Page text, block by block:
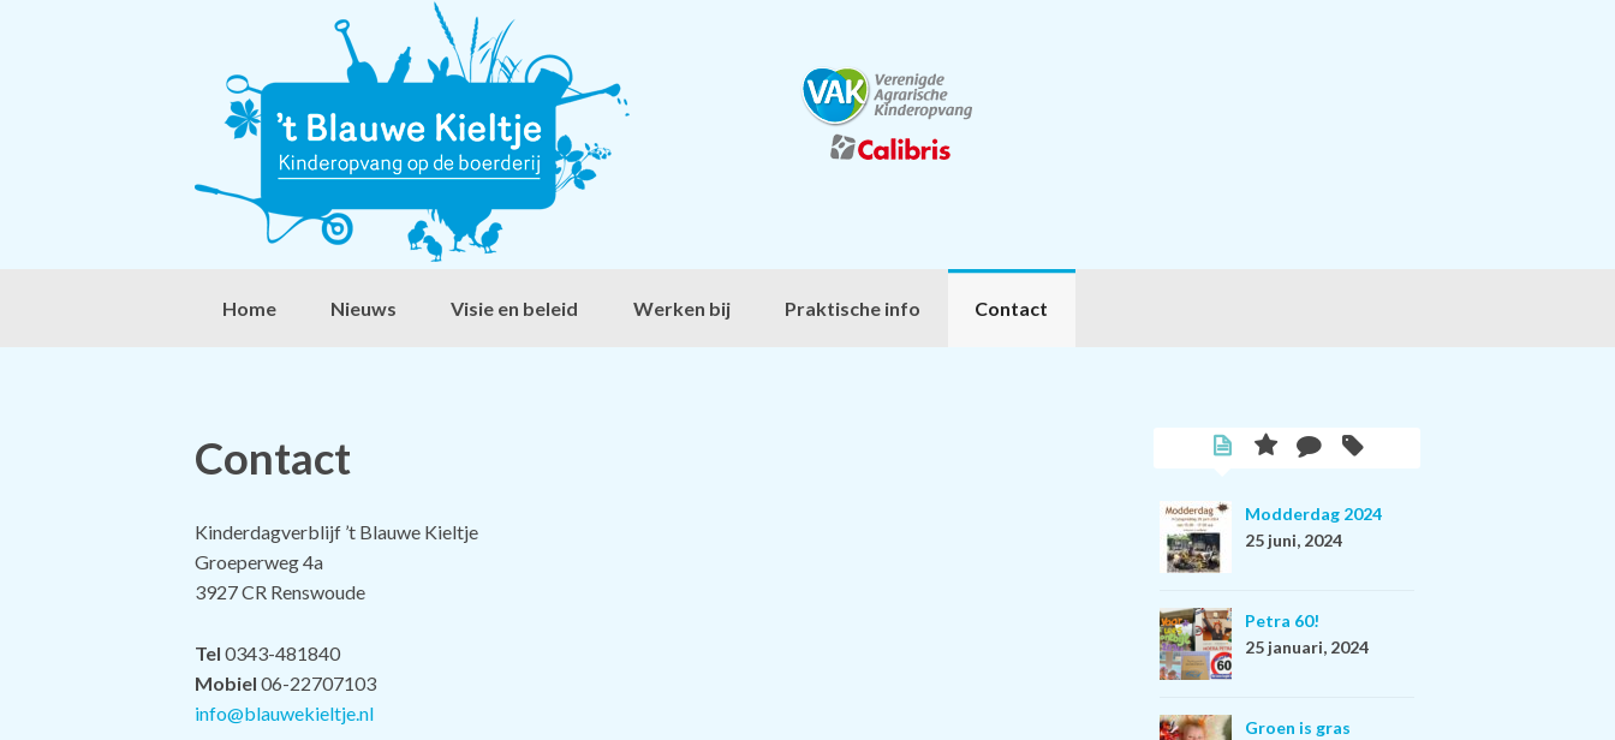
Home Nieuws Visie en beleid Werken bij Praktische info Contact
Contact
Kinderdagverblijf ’t Blauwe Kieltje
Groeperweg 4a
3927 CR Renswoude
Tel 0343-481840
Mobiel 06-22707103
info@blauwekieltje.nl
Modderdag 2024
25 juni, 2024
Petra 60!
25 januari, 2024
Groen is gras